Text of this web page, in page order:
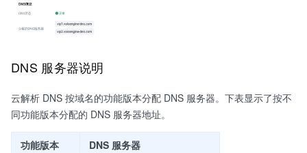
DNS 服务器说明
云解析 DNS 按域名的功能版本分配 DNS 服务器。下表显示了按不
同功能版本分配的 DNS 服务器地址。
功能版本 DNS 服务器